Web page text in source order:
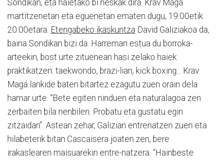
Sondikan, eta haietako bi neskak dira. Krav Magá
martitzenetan eta eguenetan ematen dugu, 19:00etik
20:00etara. Etengabeko ikaskuntza David Galiziakoa da,
baina Sondikan bizi da. Harreman estua du borroka-
arteekin, bost urte zituenean hasi zelako haiek
praktikatzen: taekwondo, brazi-lian, kick boxing... Krav
Magá lankide baten bitartez ezagutu zuen orain dela
hamar urte. “Bete egiten ninduen eta naturalagoa zen
zerbaiten bila nenbilen. Probatu eta gustatu egin
zitzaidan”. Astean zehar, Galizian entrenatzen zuen eta
hilabeterik bitan Cascaisera joaten zen, bere
irakaslearen maisuarekin entre-natzera. “Hainbeste